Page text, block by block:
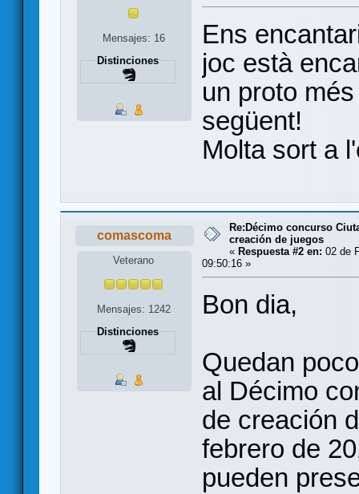
Mensajes: 16
Distinciones
Ens
joc està
un proto
següent!
Molta sort a
comascoma
Veterano
Mensajes: 1242
Distinciones
Re:Décimo concurso
creación de juegos
« Respuesta #2 en: 02 de
09:50:16 »
Bon dia,
Quedan
al Décimo
de creación
febrero de
pueden